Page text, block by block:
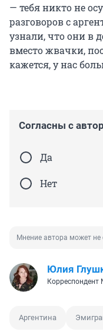
— тебя никто не
разговоров с
узнали, что они в
вместо жвачки,
кажется, у нас
Согласны с
Да
Нет
Мнение автора может не
Юлия
Корреспондент
Аргентина